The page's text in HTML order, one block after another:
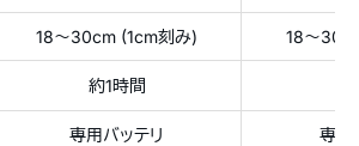
18〜30cm (1cm刻み) 18〜
約1時間
専用バッテリ 専用